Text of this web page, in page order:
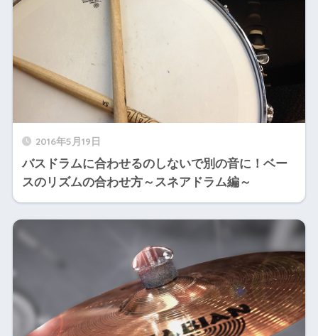
2016年5月19日
バスドラムに合わせるのしないで別の音に！ベー
スのリズムの合わせ方～スネアドラム編～